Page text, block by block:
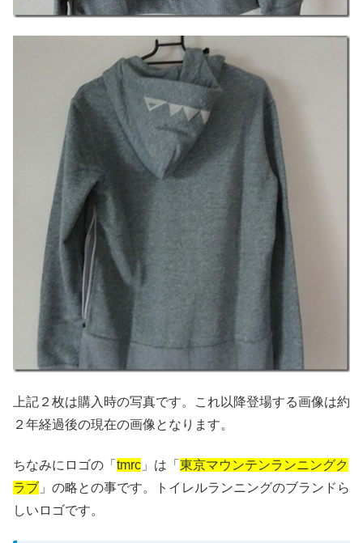
上記２枚は購入時の写真です。これ以降登場する画像は約
２年経過後の現在の画像となります。
ちなみにロゴの「 tmrc 」は「 東京マウンテンランニングク
ラブ 」の略との事です。トイレルランニングのブランドら
しいロゴです。